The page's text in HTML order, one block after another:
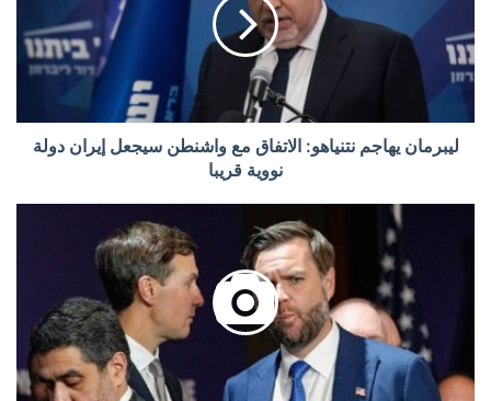
ليبرمان يهاجم نتنياهو: الاتفاق مع واشنطن سيجعل إيران دولة
نووية قريبا